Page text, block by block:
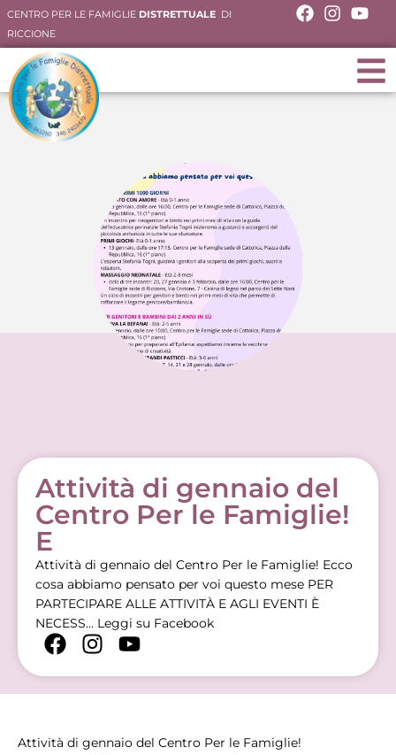
CENTRO PER LE FAMIGLIE DISTRETTUALE DI
RICCIONE
Attività di gennaio del
Centro Per le Famiglie!
E
Attività di gennaio del Centro Per le Famiglie! Ecco
cosa abbiamo pensato per voi questo mese PER
PARTECIPARE ALLE ATTIVITÀ E AGLI EVENTI È
NECESS... Leggi su Facebook
Attività di gennaio del Centro Per le Famiglie!